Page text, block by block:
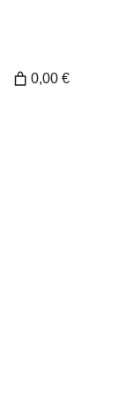
0,00 €